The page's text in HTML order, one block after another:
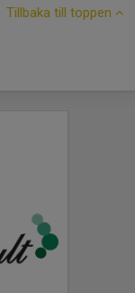
Tillbaka till toppen